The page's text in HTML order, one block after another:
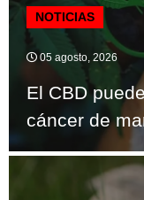
NOTICIAS
05 agosto, 2026
El CBD
cáncer de